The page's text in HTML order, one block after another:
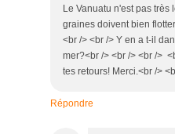
Le Vanuatu n'est pas
graines doivent bien
<br /> <br /> Y en a t-il
mer?<br /> <br /> <br />
tes retours! Merci.<br />
Répondre